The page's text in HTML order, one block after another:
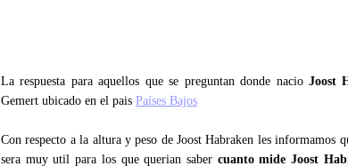
La respuesta para aquellos que se preguntan donde nacio Joost
Gemert ubicado en el pais Países Bajos
Con respecto a la altura y peso de Joost Habraken les informamos
sera muy util para los que querian saber cuanto mide Joost